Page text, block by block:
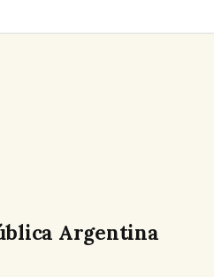
Argentina